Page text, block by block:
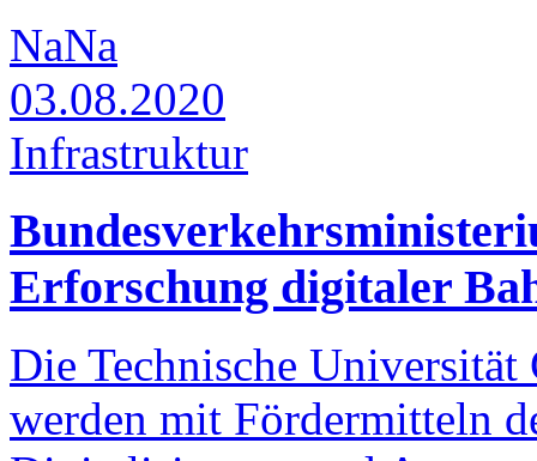
NaNa
03.08.2020
Infrastruktur
Erforschung digitaler
Die Technische
werden mit Fördermitteln